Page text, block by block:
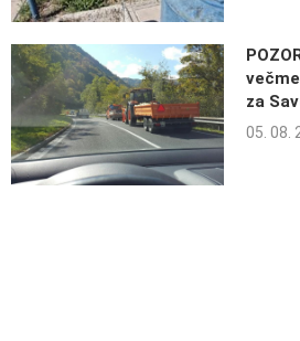
za
05. 08.